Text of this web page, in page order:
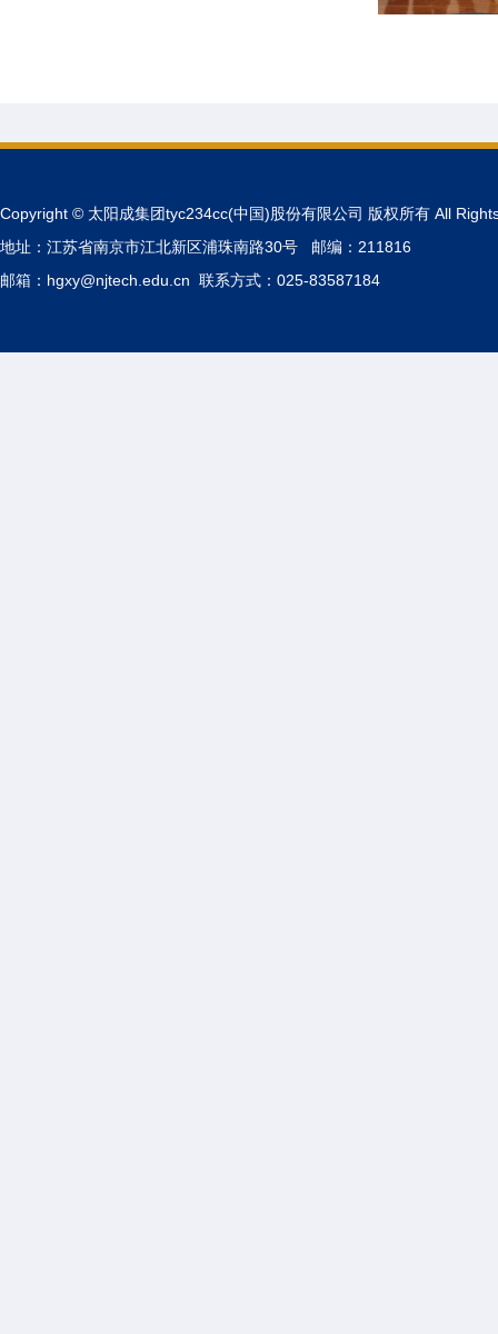
Copyright © 太阳成集团tyc234cc(中国)股份有限公司 版权所有 All
地址：江苏省南京市江北新区浦珠南路30号 邮编：211816
邮箱：hgxy@njtech.edu.cn 联系方式：025-83587184